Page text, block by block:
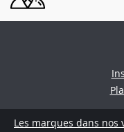
Les marques dans nos